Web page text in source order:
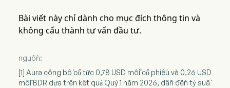
Bài viết này chỉ dành cho mục đích thông tin và
không cấu thành tư vấn đầu tư.
nguồn:
[1] Aura công bố cổ tức 0,78 USD mỗi cổ phiếu và 0,26 USD
mỗi BDR dựa trên kết quả Quý 1 năm 2026, dẫn đến tỷ suấ